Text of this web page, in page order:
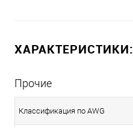
ХАРАКТЕРИСТИКИ:
Прочие
Классификация по AWG